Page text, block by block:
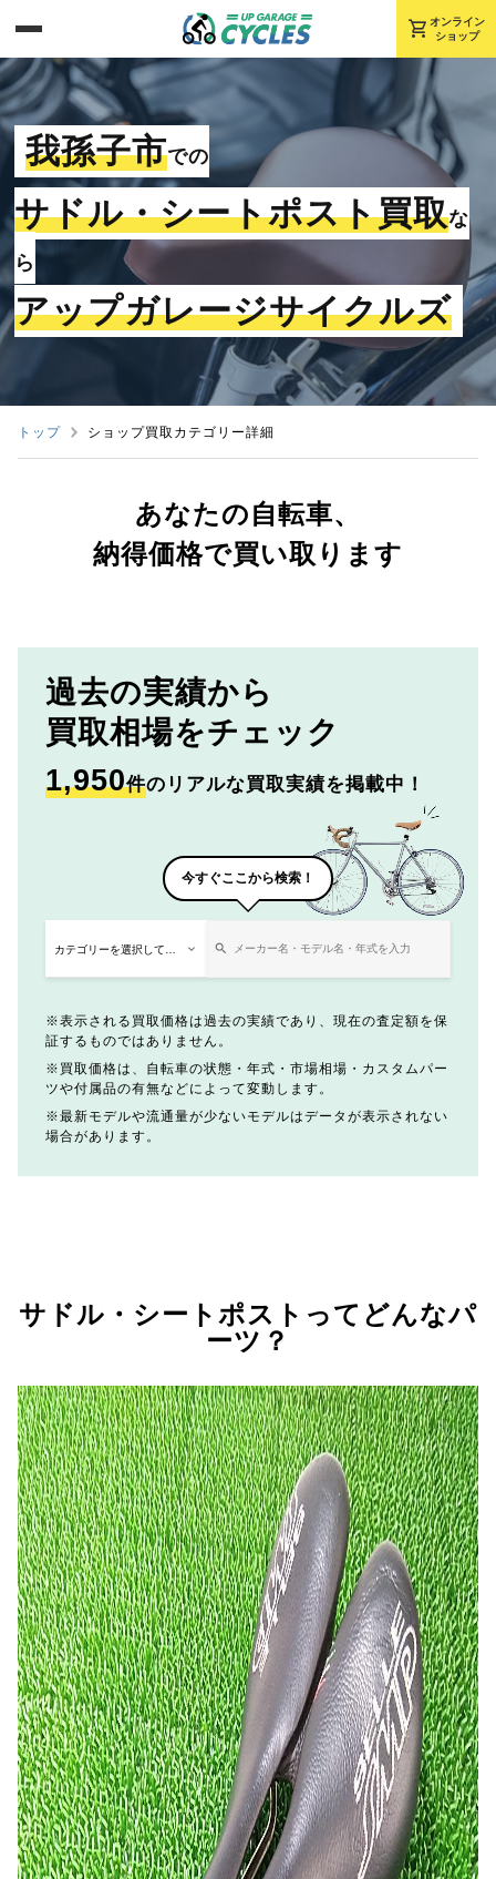
shopping_cart オンライン
ショップ
我孫子市での
サドル・シートポスト買取な
ら
アップガレージサイクルズ
トップ ショップ買取カテゴリー詳細
あなたの自転車、
納得価格で買い取ります
過去の実績から
買取相場をチェック
1,950件のリアルな買取実績を掲載中！
今すぐここから検索！
表示される買取価格は過去の実績であり、現在の査定額を保
証するものではありません。
買取価格は、自転車の状態・年式・市場相場・カスタムパー
ツや付属品の有無などによって変動します。
最新モデルや流通量が少ないモデルはデータが表示されない
場合があります。
サドル・シートポストってどんなパ
ーツ？